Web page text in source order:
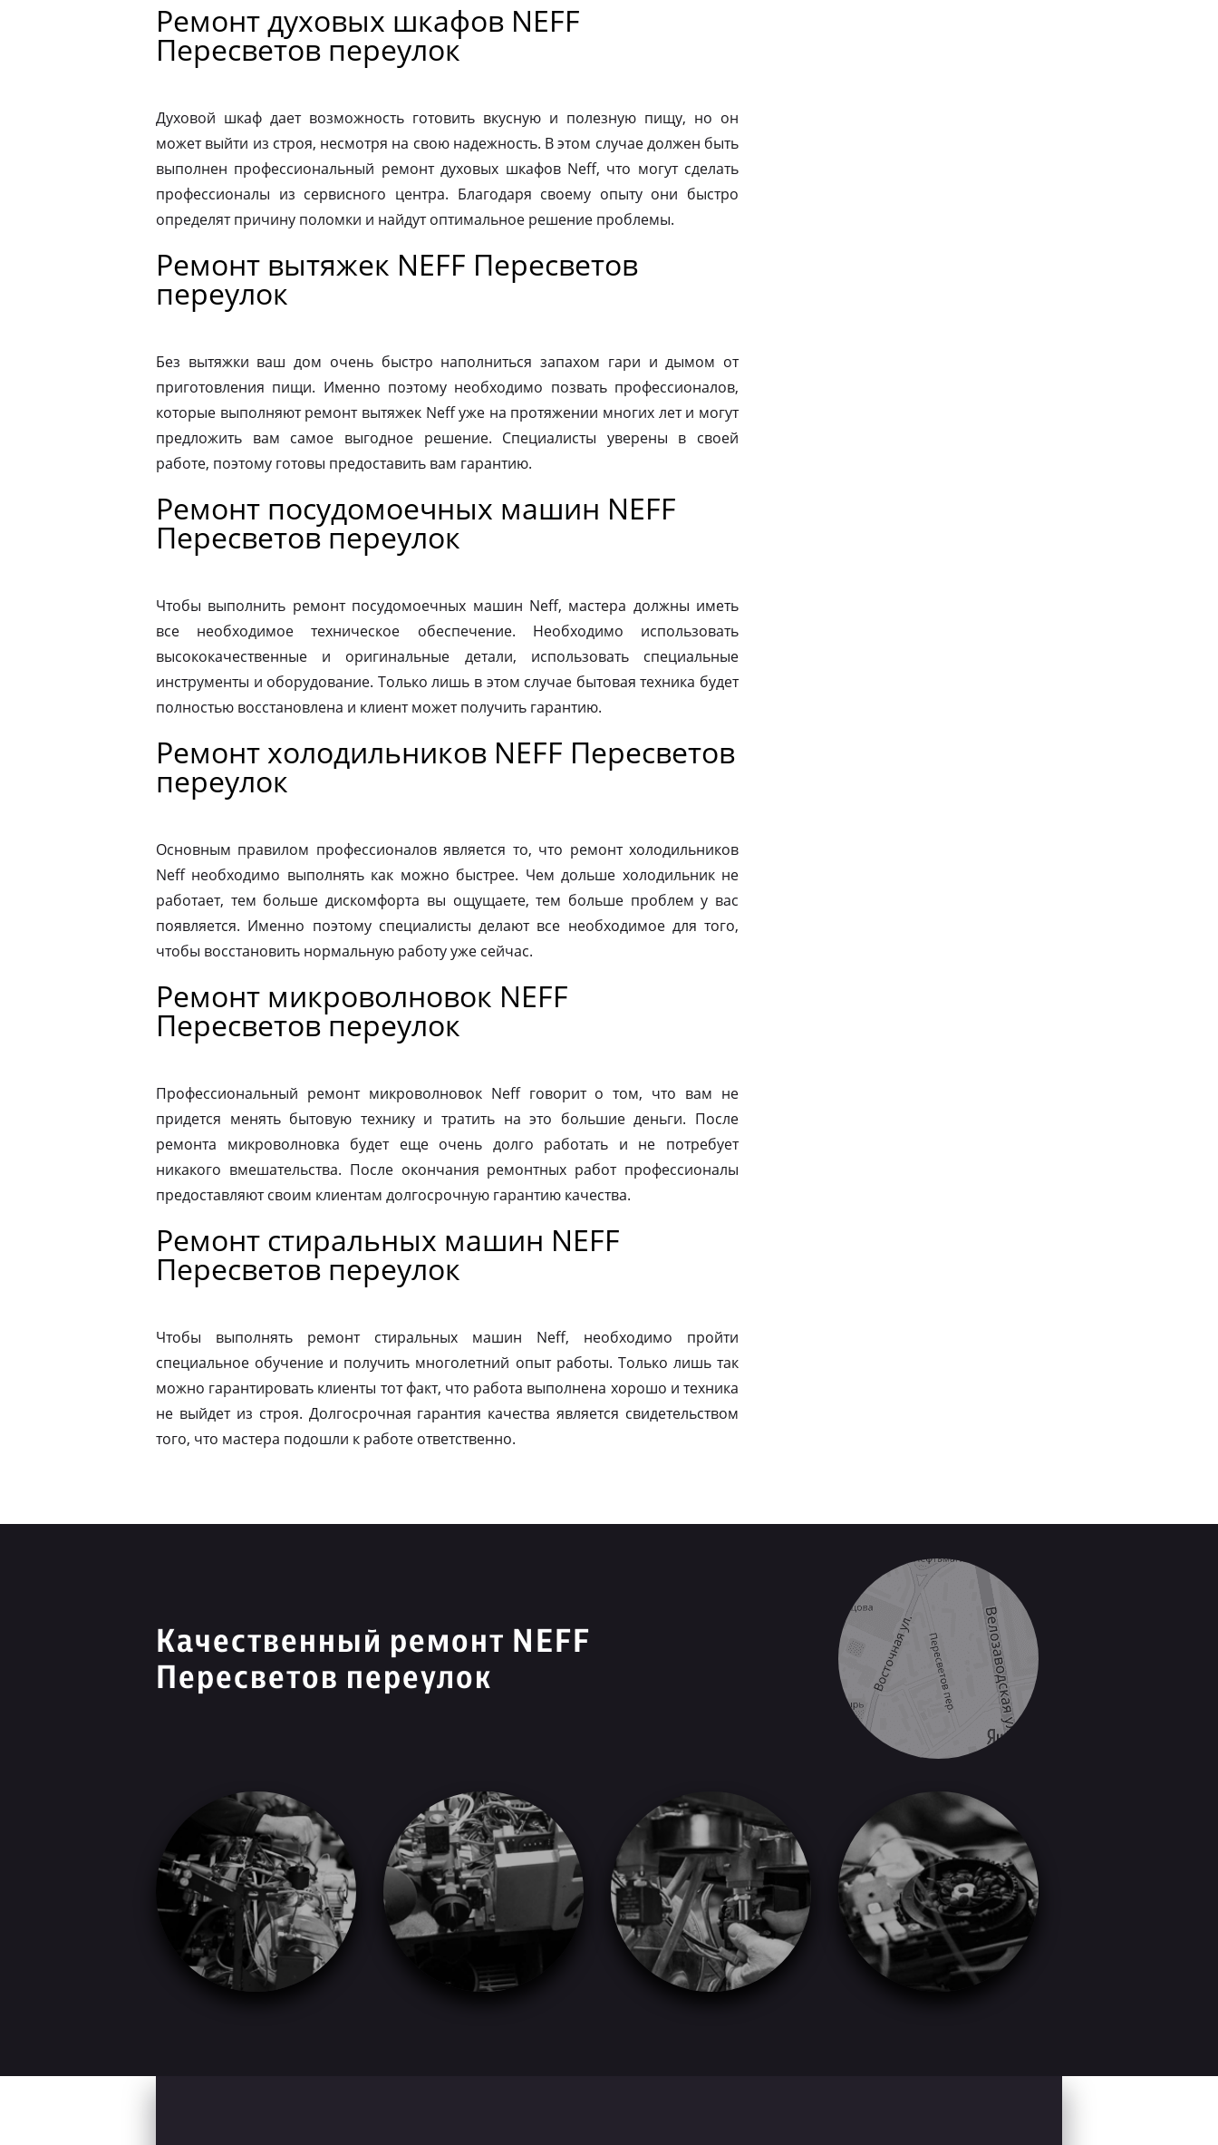
Ремонт духовых шкафов NEFF
Пересветов переулок
Духовой шкаф дает возможность готовить вкусную и полезную пищу, но он
может выйти из строя, несмотря на свою надежность. В этом случае должен быть
выполнен профессиональный ремонт духовых шкафов Neff, что могут сделать
профессионалы из сервисного центра. Благодаря своему опыту они быстро
определят причину поломки и найдут оптимальное решение проблемы.
Ремонт вытяжек NEFF Пересветов
переулок
Без вытяжки ваш дом очень быстро наполниться запахом гари и дымом от
приготовления пищи. Именно поэтому необходимо позвать профессионалов,
которые выполняют ремонт вытяжек Neff уже на протяжении многих лет и могут
предложить вам самое выгодное решение. Специалисты уверены в своей
работе, поэтому готовы предоставить вам гарантию.
Ремонт посудомоечных машин NEFF
Пересветов переулок
Чтобы выполнить ремонт посудомоечных машин Neff, мастера должны иметь
все необходимое техническое обеспечение. Необходимо использовать
высококачественные и оригинальные детали, использовать специальные
инструменты и оборудование. Только лишь в этом случае бытовая техника будет
полностью восстановлена и клиент может получить гарантию.
Ремонт холодильников NEFF Пересветов
переулок
Основным правилом профессионалов является то, что ремонт холодильников
Neff необходимо выполнять как можно быстрее. Чем дольше холодильник не
работает, тем больше дискомфорта вы ощущаете, тем больше проблем у вас
появляется. Именно поэтому специалисты делают все необходимое для того,
чтобы восстановить нормальную работу уже сейчас.
Ремонт микроволновок NEFF
Пересветов переулок
Профессиональный ремонт микроволновок Neff говорит о том, что вам не
придется менять бытовую технику и тратить на это большие деньги. После
ремонта микроволновка будет еще очень долго работать и не потребует
никакого вмешательства. После окончания ремонтных работ профессионалы
предоставляют своим клиентам долгосрочную гарантию качества.
Ремонт стиральных машин NEFF
Пересветов переулок
Чтобы выполнять ремонт стиральных машин Neff, необходимо пройти
специальное обучение и получить многолетний опыт работы. Только лишь так
можно гарантировать клиенты тот факт, что работа выполнена хорошо и техника
не выйдет из строя. Долгосрочная гарантия качества является свидетельством
того, что мастера подошли к работе ответственно.
Качественный ремонт NEFF
Пересветов переулок